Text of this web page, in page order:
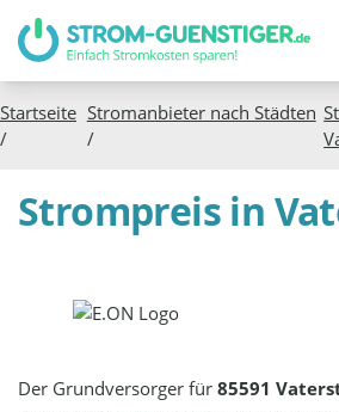
Startseite
/
Stromanbieter nach Städten
/
Strompreis in
Der Grundversorger für85591